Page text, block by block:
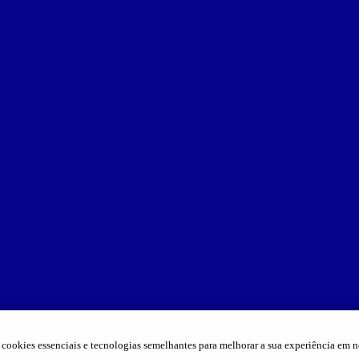
essenciais e tecnologias semelhantes para melhorar a sua experiência em